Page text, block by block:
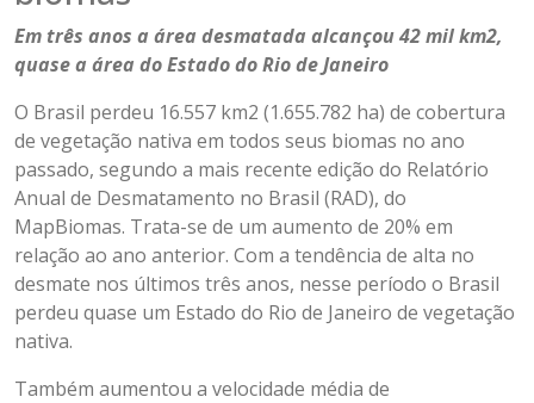
Em três anos a área desmatada alcançou 42 mil km2,
quase a área do Estado do Rio de Janeiro
O Brasil perdeu 16.557 km2 (1.655.782 ha) de cobertura
de vegetação nativa em todos seus biomas no ano
passado, segundo a mais recente edição do Relatório
Anual de Desmatamento no Brasil (RAD), do
MapBiomas. Trata-se de um aumento de 20% em
relação ao ano anterior. Com a tendência de alta no
desmate nos últimos três anos, nesse período o Brasil
perdeu quase um Estado do Rio de Janeiro de vegetação
nativa.
Também aumentou a velocidade média de